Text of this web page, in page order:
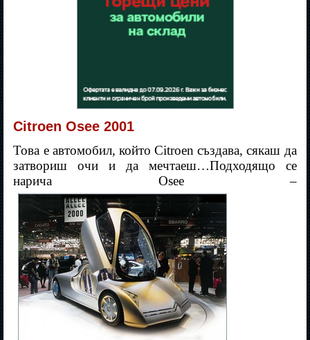
Citroen Osee 2001
Това е автомобил, който Citroen създава, сякаш да
затвориш очи и да мечтаеш…Подходящо се
нарича Osee –